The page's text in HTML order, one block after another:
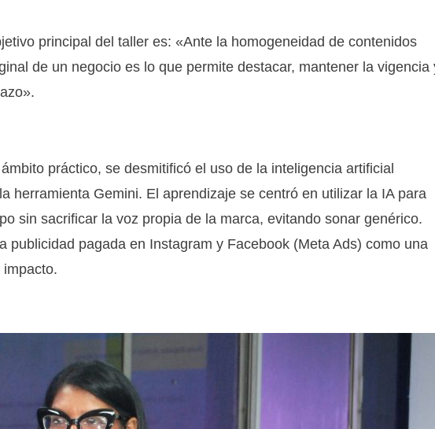
principal del taller es: «Ante la homogeneidad de contenidos
de un negocio es lo que permite destacar, mantener la vigencia
práctico, se desmitificó el uso de la inteligencia artificial
herramienta Gemini. El aprendizaje se centró en utilizar la IA para
sin sacrificar la voz propia de la marca, evitando sonar genérico.
publicidad pagada en Instagram y Facebook (Meta Ads) como una